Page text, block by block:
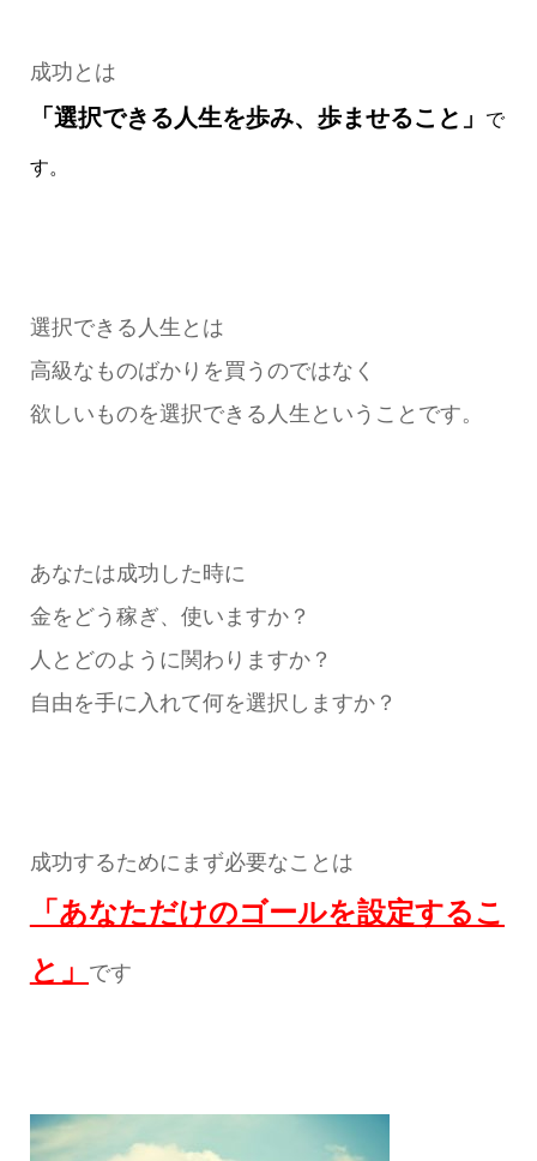
成功とは
「選択できる人生を歩み、 歩ませること」 で
す。
選択できる人生とは
高級なものばかりを買うのではなく
欲しいものを選択できる人生ということです。
あなたは成功した時に
金をどう稼ぎ、使いますか？
人とどのように関わりますか？
自由を手に入れて何を選択しますか？
成功するためにまず必要なことは
「あなただけのゴールを設定するこ
と」
です